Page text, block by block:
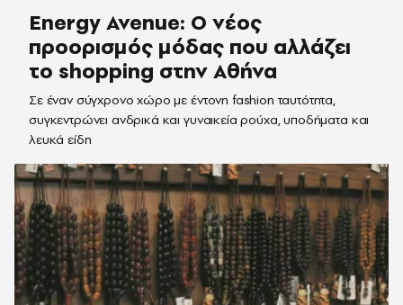
Energy Avenue: Ο νέος
προορισμός μόδας που αλλάζει
το shopping στην Αθήνα
Σε έναν σύγχρονο χώρο με έντονη fashion ταυτότητα,
συγκεντρώνει ανδρικά και γυναικεία ρούχα, υποδήματα και
λευκά είδη